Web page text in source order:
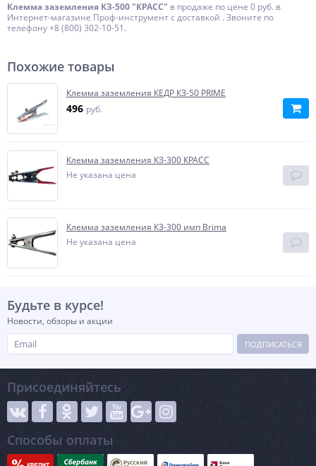
Клемма заземления КЗ-500 "КРАСС" в продаже по цене 0 руб. в
Интернет-магазине Проф-инструмент с доставкой . Звоните по
телефону +8 (800) 302-10-51.
Похожие товары
Клемма заземления КЕДР КЗ-50 PRIME
496 руб.
Клемма заземления КЗ-300 КРАСС
Не указана цена
Клемма заземления КЗ-300 имп Brima
Не указана цена
Будьте в курсе!
Новости, обзоры и акции
ПОДПИСАТЬСЯ
Присоединяйтесь
Способы оплаты